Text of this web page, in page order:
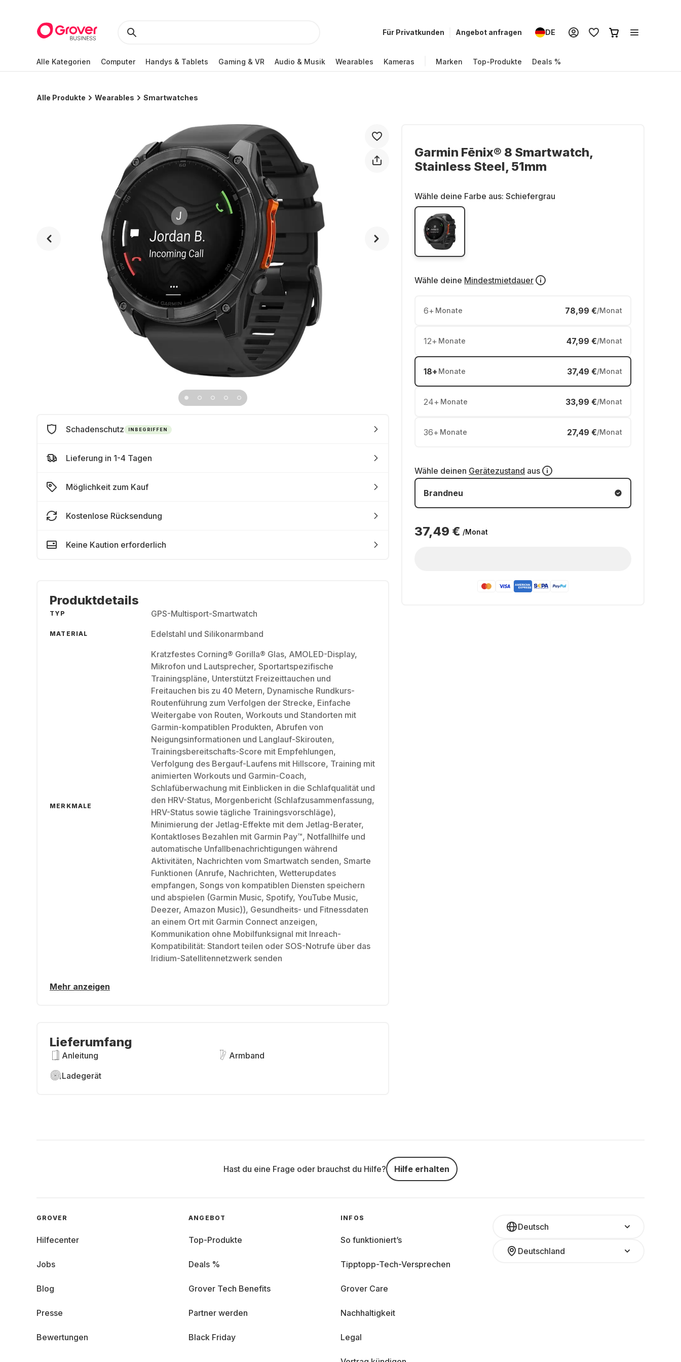
Für Privatkunden Angebot anfragen DE
Alle Kategorien Computer Handys & Tablets Gaming & VR Audio & Musik Wearables Kameras Marken Top-Produkte Deals %
Alle Produkte Wearables Smartwatches
Garmin Fēnix® 8 Smartwatch,
Stainless Steel, 51mm
Wähle deine Farbe aus: Schiefergrau
Wähle deine Mindestmietdauer
6+ Monate 78,99 €/Monat
12+ Monate 47,99 €/Monat
18+ Monate 37,49 €/Monat
24+ Monate 33,99 €/Monat
36+ Monate 27,49 €/Monat
Wähle deinen Gerätezustand aus
Brandneu
37,49 € /Monat
Schadenschutz INBEGRIFFEN
Lieferung in 1-4 Tagen
Möglichkeit zum Kauf
Kostenlose Rücksendung
Keine Kaution erforderlich
Produktdetails
TYP GPS-Multisport-Smartwatch
MATERIAL Edelstahl und Silikonarmband
MERKMALE
Kratzfestes Corning® Gorilla® Glas, AMOLED-Display,
Mikrofon und Lautsprecher, Sportartspezifische
Trainingspläne, Unterstützt Freizeittauchen und
Freitauchen bis zu 40 Metern, Dynamische Rundkurs-
Routenführung zum Verfolgen der Strecke, Einfache
Weitergabe von Routen, Workouts und Standorten mit
Garmin-kompatiblen Produkten, Abrufen von
Neigungsinformationen und Langlauf-Skirouten,
Trainingsbereitschafts-Score mit Empfehlungen,
Verfolgung des Bergauf-Laufens mit Hillscore, Training mit
animierten Workouts und Garmin-Coach,
Schlafüberwachung mit Einblicken in die Schlafqualität und
den HRV-Status, Morgenbericht (Schlafzusammenfassung,
HRV-Status sowie tägliche Trainingsvorschläge),
Minimierung der Jetlag-Effekte mit dem Jetlag-Berater,
Kontaktloses Bezahlen mit Garmin Pay™, Notfallhilfe und
automatische Unfallbenachrichtigungen während
Aktivitäten, Nachrichten vom Smartwatch senden, Smarte
Funktionen (Anrufe, Nachrichten, Wetterupdates
empfangen, Songs von kompatiblen Diensten speichern
und abspielen (Garmin Music, Spotify, YouTube Music,
Deezer, Amazon Music)), Gesundheits- und Fitnessdaten
an einem Ort mit Garmin Connect anzeigen,
Kommunikation ohne Mobilfunksignal mit Inreach-
Kompatibilität: Standort teilen oder SOS-Notrufe über das
Iridium-Satellitennetzwerk senden
Mehr anzeigen
Lieferumfang
Anleitung
Armband
Ladegerät
Hast du eine Frage oder brauchst du Hilfe? Hilfe erhalten
Deutsch
Deutschland
GROVER
Hilfecenter
Jobs
Blog
Presse
Bewertungen
ANGEBOT
Top-Produkte
Deals %
Grover Tech Benefits
Partner werden
Black Friday
INFOS
So funktioniert’s
Tipptopp-Tech-Versprechen
Grover Care
Nachhaltigkeit
Legal